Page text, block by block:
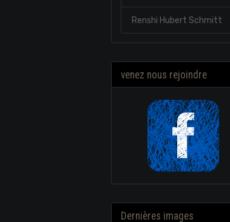
Renshi Hubert Schmitt
venez nous rejoindre
Dernières images